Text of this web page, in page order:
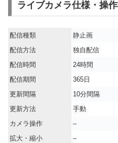
ライブカメラ仕様・操
配信種類
静止画
配信方法
独自配信
配信時間
24時間
配信期間
365日
更新間隔
10分間隔
更新方法
手動
カメラ操作
–
拡大・縮小
–